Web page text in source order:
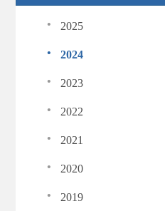
· 2025
· 2024
· 2023
· 2022
· 2021
· 2020
· 2019